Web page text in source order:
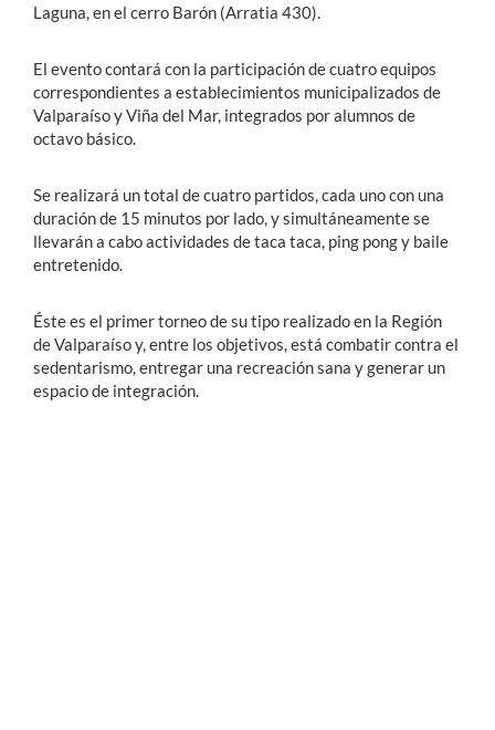
Laguna, en el cerro Barón (Arratia 430).
El evento contará con la participación de cuatro equipos
correspondientes a establecimientos municipalizados de
Valparaíso y Viña del Mar, integrados por alumnos de
octavo básico.
Se realizará un total de cuatro partidos, cada uno con una
duración de 15 minutos por lado, y simultáneamente se
llevarán a cabo actividades de taca taca, ping pong y baile
entretenido.
Éste es el primer torneo de su tipo realizado en la Región
de Valparaíso y, entre los objetivos, está combatir contra el
sedentarismo, entregar una recreación sana y generar un
espacio de integración.